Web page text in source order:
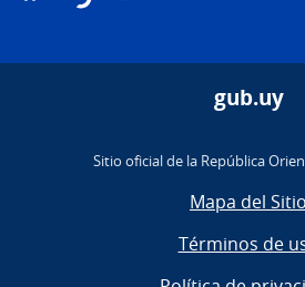
gub.uy
Sitio oficial de la República
Mapa del Sitio
Términos de